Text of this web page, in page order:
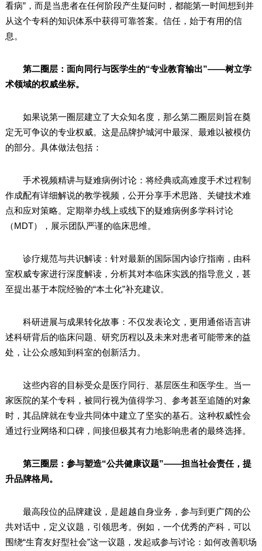
看病”，而是当患者在任何阶段产生疑问时，都能第一时间想到并
从这个专科的知识体系中获得可靠答案。信任，始于有用的信
息。
第二圈层：面向同行与医学生的“专业教育输出”——树立学
术领域的权威坐标。
如果说第一圈层建立了大众知名度，那么第二圈层则旨在奠
定无可争议的专业权威。这是品牌护城河中最深、最难以被模仿
的部分。具体做法包括：
手术视频精讲与疑难病例讨论：将经典或高难度手术过程制
作成配有详细解说的教学视频，公开分享手术思路、关键技术难
点和应对策略。定期举办线上或线下的疑难病例多学科讨论
（MDT），展示团队严谨的临床思维。
诊疗规范与共识解读：针对最新的国际国内诊疗指南，由科
室权威专家进行深度解读，分析其对本临床实践的指导意义，甚
至提出基于本院经验的“本土化”补充建议。
科研进展与成果转化故事：不仅发表论文，更用通俗语言讲
述科研背后的临床问题、研究历程以及未来对患者可能带来的益
处，让公众感知到科室的创新活力。
这些内容的目标受众是医疗同行、基层医生和医学生。当一
家医院的某个专科，被同行视为值得学习、参考甚至追随的对象
时，其品牌就在专业共同体中建立了坚实的基石。这种权威性会
通过行业网络和口碑，间接但极其有力地影响患者的最终选择。
第三圈层：参与塑造“公共健康议题”——担当社会责任，提
升品牌格局。
最高段位的品牌建设，是超越自身业务，参与到更广阔的公
共对话中，定义议题，引领思考。例如，一个优秀的产科，可以
围绕“生育友好型社会”这一议题，发起或参与讨论：如何改善职场